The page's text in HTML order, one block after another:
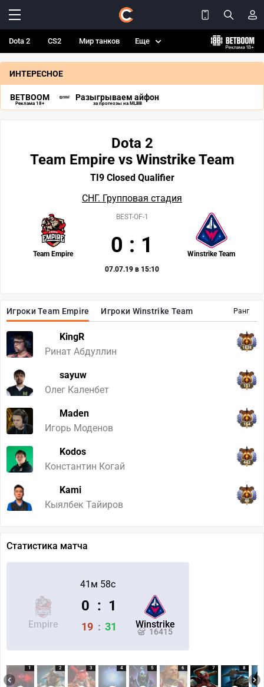
Dota 2 CS2 Мир танков Еще
ИНТЕРЕСНОЕ
BETBOOM
Реклама 18+
Разыгрываем айфон
за прогнозы на MLBB
Ранг
Игроки Team Empire Игроки Winstrike Team
KingR
Ринат Абдуллин
1838
sayuw
Олег Каленбет
151
Maden
Игорь Моденов
164
Kodos
Константин Когай
443
Kami
Кыялбек Тайиров
46
Dota 2
Team Empire vs Winstrike Team
TI9 Closed Qualifier
СНГ. Групповая стадия
Team Empire Winstrike Team
BEST-OF-1
0 : 1
07.07.19 в 15:10
Статистика матча
41м 58с
Empire Winstrike
16415
0 : 1
19 : 31
1 2 3 4 5 6 7 8